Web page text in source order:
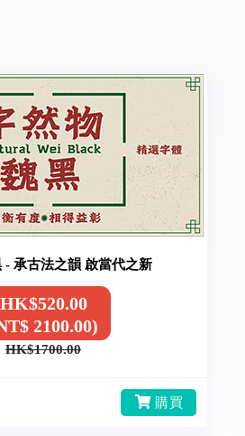
- 承古法之韻 啟當代之新
HK$520.00
2100.00)
HK$1700.00
購買